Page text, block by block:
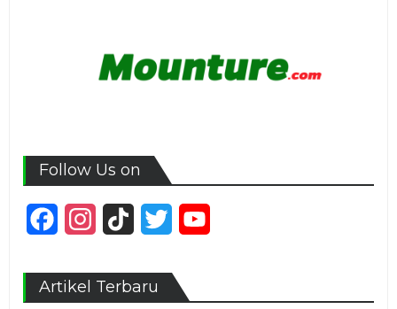
Follow Us on
FacebookInstagram
TikTok Twitter
Artikel Terbaru